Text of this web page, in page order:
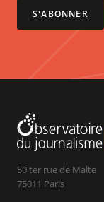
S'ABONNER
50 ter rue de Malte
75011 Paris